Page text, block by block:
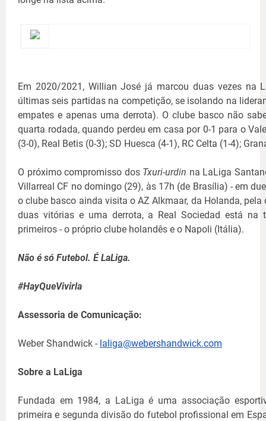
Em 2020/2021, Willian José já marcou duas vezes na
últimas seis partidas na competição, se isolando na
empates e apenas uma derrota). O clube basco não
quarta rodada, quando perdeu em casa por 0-1 para o
(3-0), Real Betis (0-3); SD Huesca (4-1), RC Celta (1-4);
O próximo compromisso dos Txuri-urdin na LaLiga
Villarreal CF no domingo (29), às 17h (de Brasília) - em
o clube basco ainda visita o AZ Alkmaar, da Holanda,
duas vitórias e uma derrota, a Real Sociedad está
primeiros - o próprio clube holandês e o Napoli (Itália).
Não é só Futebol. É LaLiga.
#HayQueVivirla
Assessoria de Comunicação:
Weber Shandwick - laliga@webershandwick.com
Sobre a LaLiga
Fundada em 1984, a LaLiga é uma associação
primeira e segunda divisão do futebol profissional em